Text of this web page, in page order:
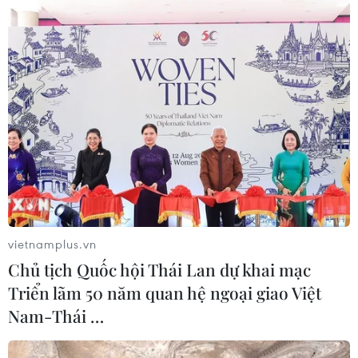
vietnamplus.vn
Chủ tịch Quốc hội Thái Lan dự khai mạc
Triển lãm 50 năm quan hệ ngoại giao Việt
Nam-Thái …